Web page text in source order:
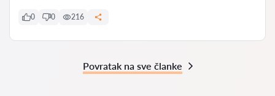
0 0 216
Povratak na sve članke